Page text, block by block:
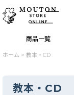
商品一覧
ホーム > 教本・CD
教本・CD